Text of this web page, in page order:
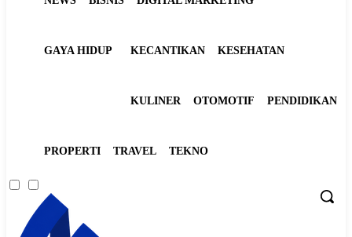
GAYA HIDUP KECANTIKAN KESEHATAN
KULINER OTOMOTIF PENDIDIKAN
PROPERTI TRAVEL TEKNO